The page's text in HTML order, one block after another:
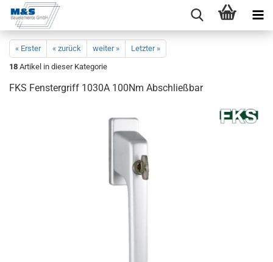
« Erster « zurück weiter »
Letzter »
18 Artikel in dieser Kategorie
FKS Fens­ter­griff 1030A 100Nm Ab­schließ­bar